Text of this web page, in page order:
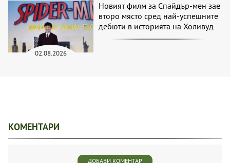
02.08.2026
Новият филм за Спайдър-мен зае
второ място сред най-успешните
дебюти в историята на Холивуд
КОМЕНТАРИ
ДОБАВИ КОМЕНТАР